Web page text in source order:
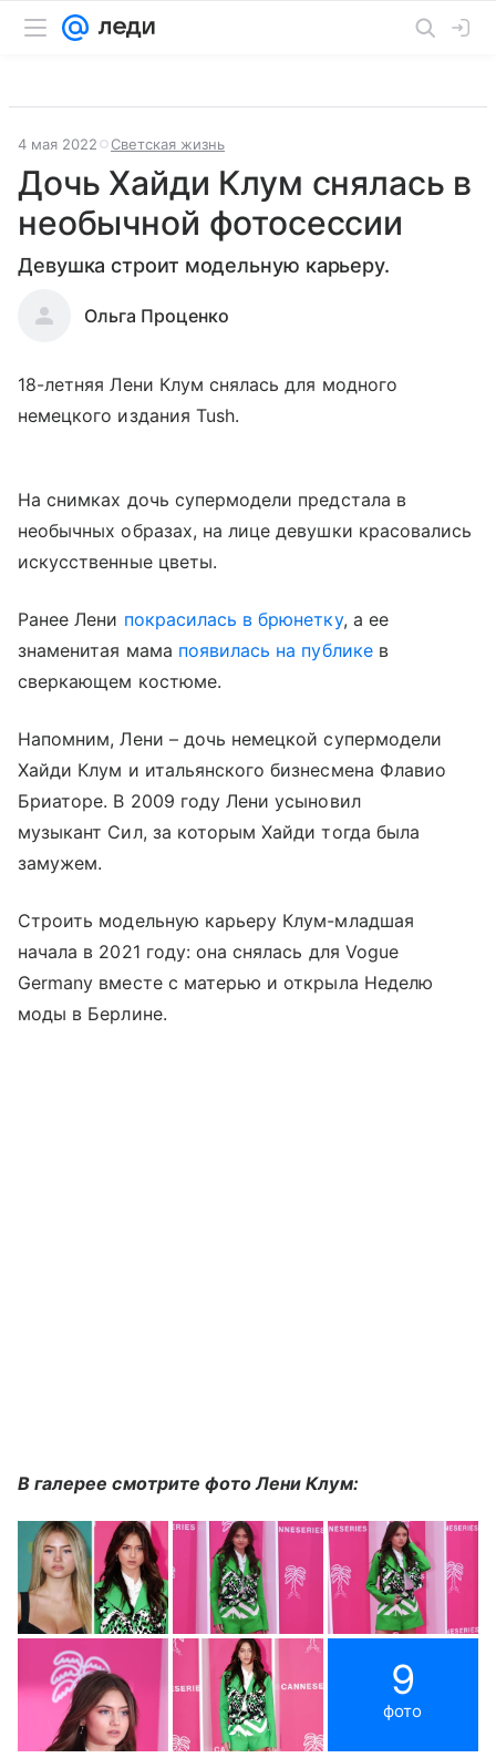
4 мая 2022 Светская жизнь
Дочь Хайди Клум снялась в
необычной фотосессии
Девушка строит модельную карьеру.
Ольга Проценко
18-летняя Лени Клум снялась для модного
немецкого издания Tush.
На снимках дочь супермодели предстала в
необычных образах, на лице девушки красовались
искусственные цветы.
Ранее Лени покрасилась в брюнетку, а ее
знаменитая мама появилась на публикев
сверкающем костюме.
Напомним, Лени – дочь немецкой супермодели
Хайди Клум и итальянского бизнесмена Флавио
Бриаторе. В 2009 году Лени усыновил
музыкант Сил, за которым Хайди тогда была
замужем.
Строить модельную карьеру Клум-младшая
начала в 2021 году: она снялась для Vogue
Germany вместе с матерью и открыла Неделю
моды в Берлине.
В галерее смотрите фото Лени Клум:
9
фото